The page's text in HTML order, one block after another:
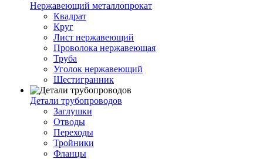
Нержавеющий металлопрокат
Квадрат
Круг
Лист нержавеющий
Проволока нержавеющая
Труба
Уголок нержавеющий
Шестигранник
Детали трубопроводов
Заглушки
Отводы
Переходы
Тройники
Фланцы